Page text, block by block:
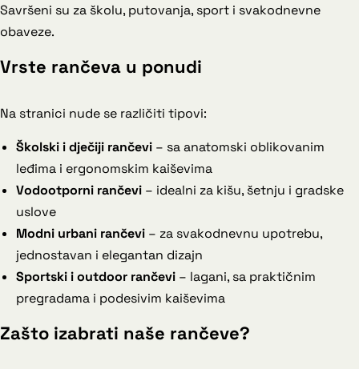
Savršeni su za školu, putovanja, sport i svakodnevne
obaveze.
Vrste rančeva u ponudi
Na stranici nude se različiti tipovi:
Školski i dječiji rančevi – sa anatomski oblikovanim
leđima i ergonomskim kaiševima
Vodootporni rančevi – idealni za kišu, šetnju i gradske
uslove
Modni urbani rančevi – za svakodnevnu upotrebu,
jednostavan i elegantan dizajn
Sportski i outdoor rančevi – lagani, sa praktičnim
pregradama i podesivim kaiševima
Zašto izabrati naše rančeve?